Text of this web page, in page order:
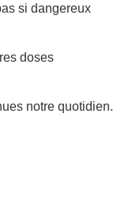
si dangereux
doses
notre quotidien.